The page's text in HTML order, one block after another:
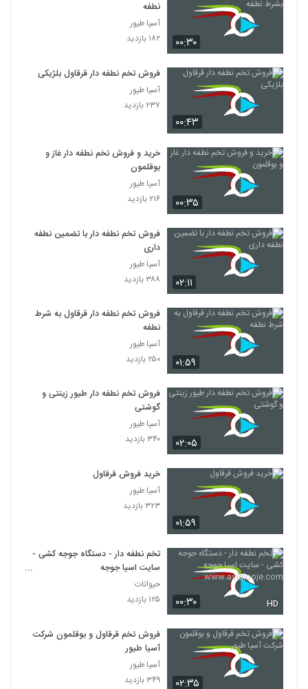
۰۰:۳۰
نطفه
آسیا طیور
۱۸۲ بازدید
۰۰:۴۳
فروش تخم نطفه دار قرقاول بلژیکی
آسیا طیور
۲۳۷ بازدید
۰۰:۳۵
خرید و فروش تخم نطفه دار غاز و
بوقلمون
آسیا طیور
۲۱۶ بازدید
۰۲:۱۱
فروش تخم نطفه دار با تضمین نطفه
داری
آسیا طیور
۳۸۸ بازدید
۰۱:۵۹
فروش تخم نطفه دار قرقاول به شرط
نطفه
آسیا طیور
۲۵۰ بازدید
۰۲:۰۵
فروش تخم نطفه دار طیور زینتی و
گوشتی
آسیا طیور
۳۴۰ بازدید
۰۱:۵۹
خرید فروش قرقاول
آسیا طیور
۳۲۳ بازدید
۰۰:۳۰ HD
تخم نطفه دار - دستگاه جوجه کشی -
سایت اسیا جوجه
www.asiajooje.com
حیوانات
۱۲۵ بازدید
۰۲:۳۵
فروش تخم قرقاول و بوقلمون شرکت
آسیا طیور
آسیا طیور
۳۴۹ بازدید